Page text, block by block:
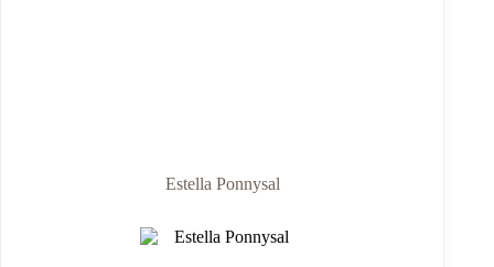
Estella Ponnysal